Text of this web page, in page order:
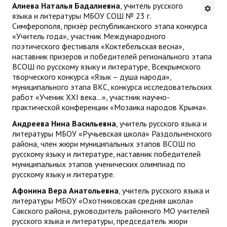
АНОНСЫ
ИНСТИТУТ
Противодействие коррупции
В ПОМОЩЬ УЧИТЕЛЮ
ГИА
Карта ГИА РК
Советуем прочитать
Готовимся к новому учебному году 2026-2027
ДПО
Алиева Наталья Бадалиевна, учитель русского
языка и литературы МБОУ СОШ № 23 г.
Симферополя, призёр республиканского этапа конкурса
«Учитель года», участник Международного
поэтического фестиваля «Коктебельская весна»,
наставник призеров и победителей регионального этапа
ВСОШ по русскому языку и литературе, Всекрымского
творческого конкурса «Язык – душа народа»,
муниципального этапа ВКС, конкурса исследовательских
работ «Ученик XXI века…», участник научно-
практической конференции «Мозаика народов Крыма».
Андреева Нина Васильевна, учитель русского языка и
литературы МБОУ «Ручьевская школа» Раздольненского
района, член жюри муниципальных этапов ВСОШ по
русскому языку и литературе, наставник победителей
муниципальных этапов ученических олимпиад по
русскому языку и литературе.
Афонина Вера Анатольевна, учитель русского языка и
литературы МБОУ «Охотниковская средняя школа»
Сакского района, руководитель районного МО учителей
русского языка и литературы, председатель жюри